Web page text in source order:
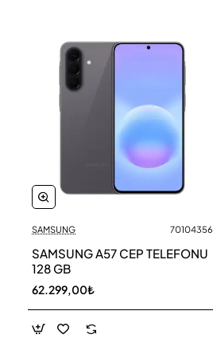
Yeni
SAMSUNG 70104356
SAMSUNG A57 CEP TELEFONU
128 GB
62.299,00₺